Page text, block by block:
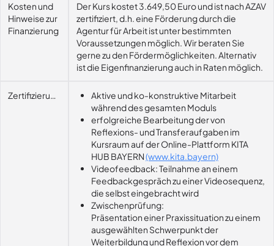
Kosten und
Hinweise zur
Finanzierung
Der Kurs kostet 3.649,50 Euro und ist nach AZAV
zertifiziert, d.h. eine Förderung durch die
Agentur für Arbeit ist unter bestimmten
Voraussetzungen möglich. Wir beraten Sie
gerne zu den Fördermöglichkeiten. Alternativ
ist die Eigenfinanzierung auch in Raten möglich.
ZertifizierungsvoraussetzungAktive und ko-konstruktive Mitarbeit
während des gesamten Moduls
erfolgreiche Bearbeitung der von
Reflexions- und Transferaufgaben im
Kursraum auf der Online-Plattform KITA
HUB BAYERN(www.kita.bayern)
Videofeedback: Teilnahme an einem
Feedbackgespräch zu einer Videosequenz,
die selbst eingebracht wird
Zwischenprüfung:
Präsentation einer Praxissituation zu einem
ausgewählten Schwerpunkt der
Weiterbildung und Reflexion vor dem